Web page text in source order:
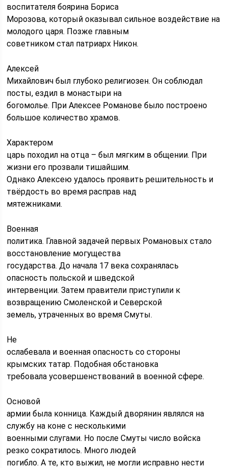
воспитателя боярина Бориса
Морозова, который оказывал сильное воздействие на
молодого царя. Позже главным
советником стал патриарх Никон.
Алексей
Михайлович был глубоко религиозен. Он соблюдал
посты, ездил в монастыри на
богомолье. При Алексее Романове было построено
большое количество храмов.
Характером
царь походил на отца – был мягким в общении. При
жизни его прозвали тишайшим.
Однако Алексею удалось проявить решительность и
твёрдость во время расправ над
мятежниками.
Военная
политика. Главной задачей первых Романовых стало
восстановление могущества
государства. До начала 17 века сохранялась
опасность польской и шведской
интервенции. Затем правители приступили к
возвращению Смоленской и Северской
земель, утраченных во время Смуты.
Не
ослабевала и военная опасность со стороны
крымских татар. Подобная обстановка
требовала усовершенствований в военной сфере.
Основой
армии была конница. Каждый дворянин являлся на
службу на коне с несколькими
военными слугами. Но после Смуты число войска
резко сократилось. Много людей
погибло. А те, кто выжил, не могли исправно нести